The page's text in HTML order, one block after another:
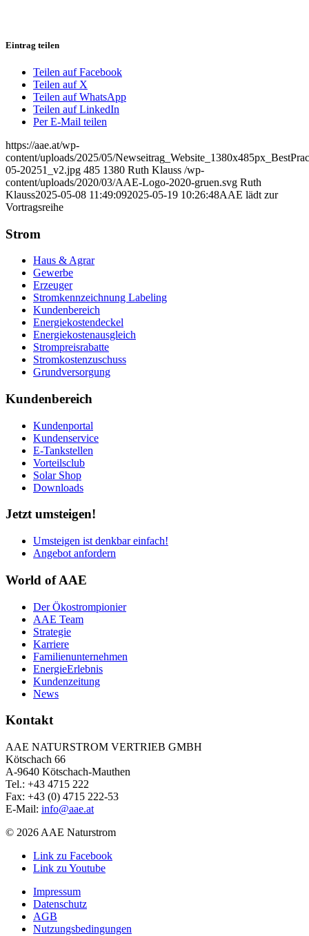
Eintrag teilen
Teilen auf Facebook
Teilen auf X
Teilen auf WhatsApp
Teilen auf LinkedIn
Per E-Mail teilen
https://aae.at/wp-
content/uploads/2025/05/
05-20251_v2.jpg 485 1380 Ruth Klauss /wp-
content/uploads/2020/03/AAE-Logo-2020-gruen.svg Ruth
Klauss2025-05-08 11:49:092025-05-19 10:26:48AAE lädt zur
Vortragsreihe
Strom
Haus & Agrar
Gewerbe
Erzeuger
Stromkennzeichnung Labeling
Kundenbereich
Energiekostendeckel
Energiekostenausgleich
Strompreisrabatte
Stromkostenzuschuss
Grundversorgung
Kundenbereich
Kundenportal
Kundenservice
E-Tankstellen
Vorteilsclub
Solar Shop
Downloads
Jetzt umsteigen!
Umsteigen ist denkbar einfach!
Angebot anfordern
World of AAE
Der Ökostrompionier
AAE Team
Strategie
Karriere
Familienunternehmen
EnergieErlebnis
Kundenzeitung
News
Kontakt
AAE NATURSTROM VERTRIEB GMBH
Kötschach 66
A-9640 Kötschach-Mauthen
Tel.: +43 4715 222
Fax: +43 (0) 4715 222-53
E-Mail: info@aae.at
© 2026 AAE Naturstrom
Link zu Facebook
Link zu Youtube
Impressum
Datenschutz
AGB
Nutzungsbedingungen